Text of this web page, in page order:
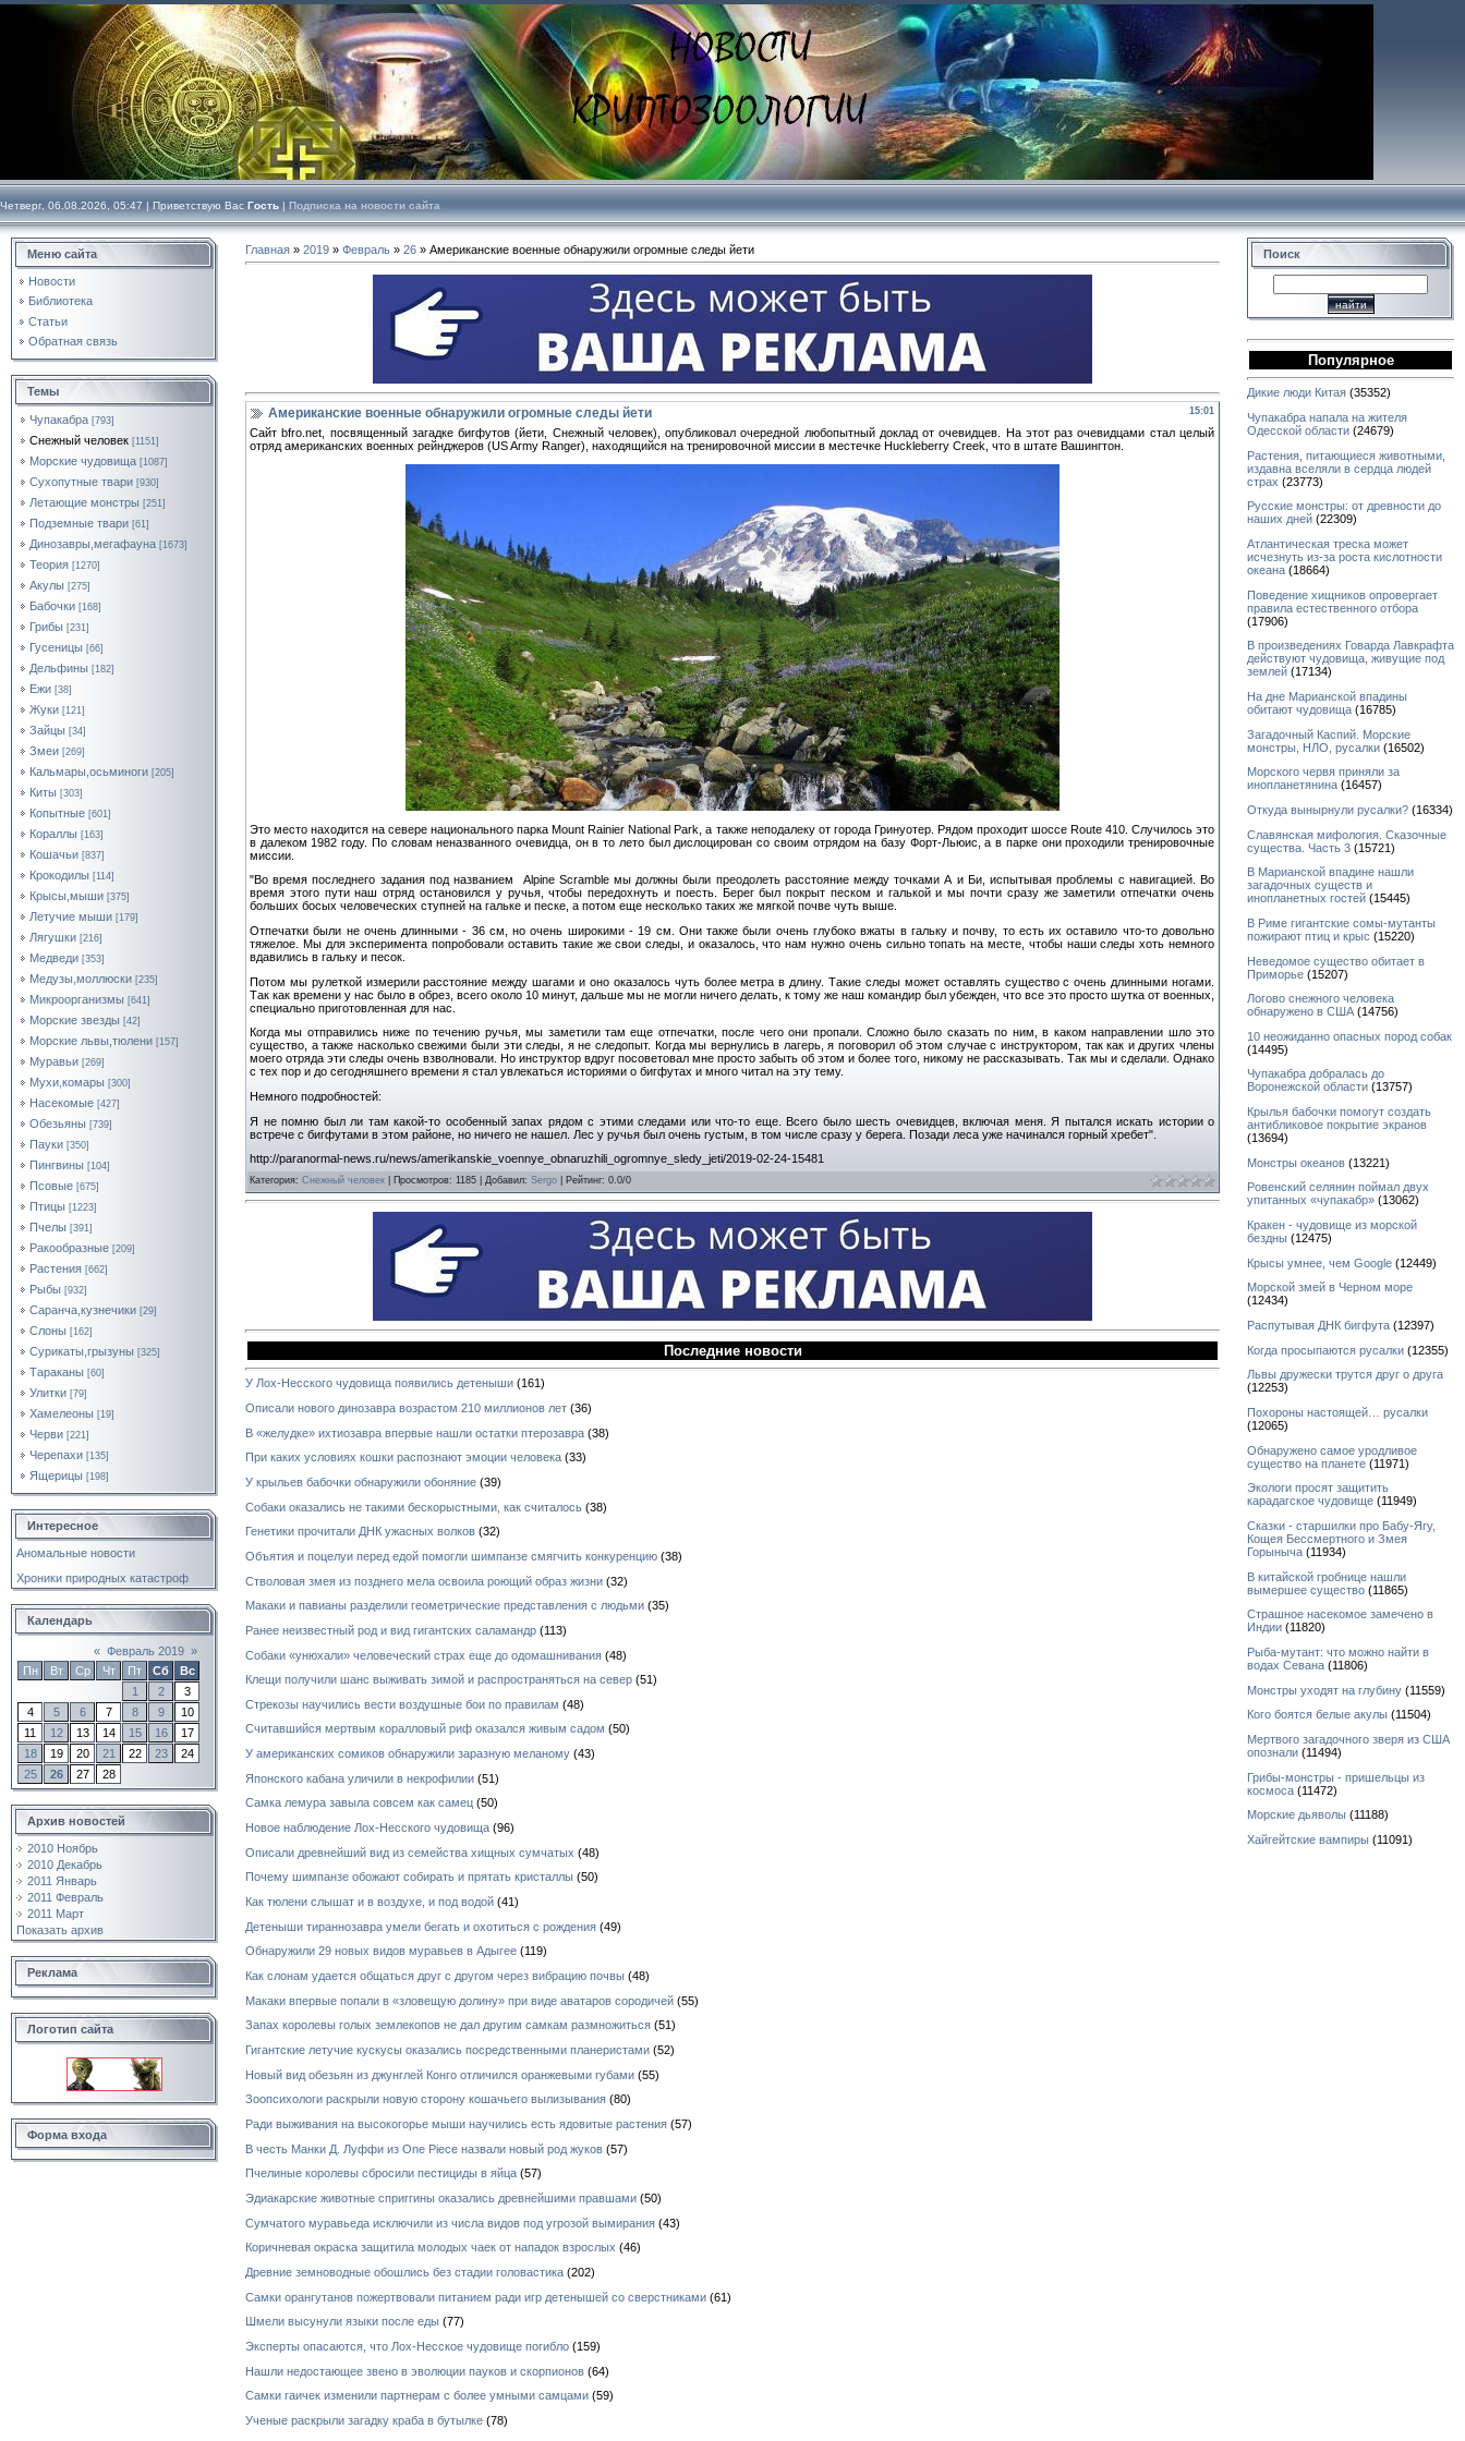
Четверг, 06.08.2026, 05:47 | Приветствую Вас Гость | Подписка на новости сайта
Меню сайта
Новости
Библиотека
Статьи
Обратная связь
Темы
Чупакабра [793]
Снежный человек [1151]
Морские чудовища [1087]
Сухопутные твари [930]
Летающие монстры [251]
Подземные твари [61]
Динозавры,мегафауна [1673]
Теория [1270]
Акулы [275]
Бабочки [168]
Грибы [231]
Гусеницы [66]
Дельфины [182]
Ежи [38]
Жуки [121]
Зайцы [34]
Змеи [269]
Кальмары,осьминоги [205]
Киты [303]
Копытные [601]
Кораллы [163]
Кошачьи [837]
Крокодилы [114]
Крысы,мыши [375]
Летучие мыши [179]
Лягушки [216]
Медведи [353]
Медузы,моллюски [235]
Микроорганизмы [641]
Морские звезды [42]
Морские львы,тюлени [157]
Муравьи [269]
Мухи,комары [300]
Насекомые [427]
Обезьяны [739]
Пауки [350]
Пингвины [104]
Псовые [675]
Птицы [1223]
Пчелы [391]
Ракообразные [209]
Растения [662]
Рыбы [932]
Саранча,кузнечики [29]
Слоны [162]
Сурикаты,грызуны [325]
Тараканы [60]
Улитки [79]
Хамелеоны [19]
Черви [221]
Черепахи [135]
Ящерицы [198]
Интересное
Аномальные новости
Хроники природных катастроф
Календарь
« Февраль 2019 »
Пн
Вт Ср Чт Пт Сб
Вс
1
2
3
4
5 6 7 8 9
10
11
12 13 14 15 16
17
18
19 20 21 22 23
24
25
26 27 28
Архив новостей
2010 Ноябрь
2010 Декабрь
2011 Январь
2011 Февраль
2011 Март
Показать архив
Реклама
Логотип сайта
Форма входа
Главная » 2019 » Февраль » 26 » Американские военные обнаружили огромные следы йети
15:01
Американские военные обнаружили огромные следы йети
Сайт bfro.net, посвященный загадке бигфутов (йети, Снежный человек), опубликовал очередной любопытный доклад от очевидцев. На этот раз очевидцами стал целый
отряд американских военных рейнджеров (US Army Ranger), находящийся на тренировочной миссии в местечке Huckleberry Creek, что в штате Вашингтон.
Это место находится на севере национального парка Mount Rainier National Park, а также неподалеку от города Гринуотер. Рядом проходит шоссе Route 410. Случилось это
в далеком 1982 году. По словам неназванного очевидца, он в то лето был дислоцирован со своим отрядом на базу Форт-Льюис, а в парке они проходили тренировочные
миссии.
"Во время последнего задания под названием Alpine Scramble мы должны были преодолеть расстояние между точками А и Би, испытывая проблемы с навигацией. Во
время этого пути наш отряд остановился у ручья, чтобы передохнуть и поесть. Берег был покрыт песком и галькой и мы почти сразу же заметили отпечатки очень
больших босых человеческих ступней на гальке и песке, а потом еще несколько таких же мягкой почве чуть выше.
Отпечатки были не очень длинными - 36 см, но очень широкими - 19 см. Они также были очень глубоко вжаты в гальку и почву, то есть их оставило что-то довольно
тяжелое. Мы для эксперимента попробовали оставить такие же свои следы, и оказалось, что нам нужно очень сильно топать на месте, чтобы наши следы хоть немного
вдавились в гальку и песок.
Потом мы рулеткой измерили расстояние между шагами и оно оказалось чуть более метра в длину. Такие следы может оставлять существо с очень длинными ногами.
Так как времени у нас было в обрез, всего около 10 минут, дальше мы не могли ничего делать, к тому же наш командир был убежден, что все это просто шутка от военных,
специально приготовленная для нас.
Когда мы отправились ниже по течению ручья, мы заметили там еще отпечатки, после чего они пропали. Сложно было сказать по ним, в каком направлении шло это
существо, а также насколько свежими были эти следы, я не следопыт. Когда мы вернулись в лагерь, я поговорил об этом случае с инструктором, так как и других члены
моего отряда эти следы очень взволновали. Но инструктор вдруг посоветовал мне просто забыть об этом и более того, никому не рассказывать. Так мы и сделали. Однако
с тех пор и до сегодняшнего времени я стал увлекаться историями о бигфутах и много читал на эту тему.
Немного подробностей:
Я не помню был ли там какой-то особенный запах рядом с этими следами или что-то еще. Всего было шесть очевидцев, включая меня. Я пытался искать истории о
встрече с бигфутами в этом районе, но ничего не нашел. Лес у ручья был очень густым, в том числе сразу у берега. Позади леса уже начинался горный хребет".
http://paranormal-news.ru/news/amerikanskie_voennye_obnaruzhili_ogromnye_sledy_jeti/2019-02-24-15481
Категория: Снежный человек Просмотров: 1185 | Добавил: Sergo Рейтинг: 0.0/0
Последние новости
У Лох-Несского чудовища появились детеныши (161)
Описали нового динозавра возрастом 210 миллионов лет (36)
В «желудке» ихтиозавра впервые нашли остатки птерозавра (38)
При каких условиях кошки распознают эмоции человека (33)
У крыльев бабочки обнаружили обоняние (39)
Собаки оказались не такими бескорыстными, как считалось (38)
Генетики прочитали ДНК ужасных волков (32)
Объятия и поцелуи перед едой помогли шимпанзе смягчить конкуренцию (38)
Стволовая змея из позднего мела освоила роющий образ жизни (32)
Макаки и павианы разделили геометрические представления с людьми (35)
Ранее неизвестный род и вид гигантских саламандр (113)
Собаки «унюхали» человеческий страх еще до одомашнивания (48)
Клещи получили шанс выживать зимой и распространяться на север (51)
Стрекозы научились вести воздушные бои по правилам (48)
Считавшийся мертвым коралловый риф оказался живым садом (50)
У американских сомиков обнаружили заразную меланому (43)
Японского кабана уличили в некрофилии (51)
Самка лемура завыла совсем как самец (50)
Новое наблюдение Лох-Несского чудовища (96)
Описали древнейший вид из семейства хищных сумчатых (48)
Почему шимпанзе обожают собирать и прятать кристаллы (50)
Как тюлени слышат и в воздухе, и под водой (41)
Детеныши тираннозавра умели бегать и охотиться с рождения (49)
Обнаружили 29 новых видов муравьев в Адыгее (119)
Как слонам удается общаться друг с другом через вибрацию почвы (48)
Макаки впервые попали в «зловещую долину» при виде аватаров сородичей (55)
Запах королевы голых землекопов не дал другим самкам размножиться (51)
Гигантские летучие кускусы оказались посредственными планеристами (52)
Новый вид обезьян из джунглей Конго отличился оранжевыми губами (55)
Зоопсихологи раскрыли новую сторону кошачьего вылизывания (80)
Ради выживания на высокогорье мыши научились есть ядовитые растения (57)
В честь Манки Д. Луффи из One Piece назвали новый род жуков (57)
Пчелиные королевы сбросили пестициды в яйца (57)
Эдиакарские животные сприггины оказались древнейшими правшами (50)
Сумчатого муравьеда исключили из числа видов под угрозой вымирания (43)
Коричневая окраска защитила молодых чаек от нападок взрослых (46)
Древние земноводные обошлись без стадии головастика (202)
Самки орангутанов пожертвовали питанием ради игр детенышей со сверстниками (61)
Шмели высунули языки после еды (77)
Эксперты опасаются, что Лох-Несское чудовище погибло (159)
Нашли недостающее звено в эволюции пауков и скорпионов (64)
Самки гаичек изменили партнерам с более умными самцами (59)
Ученые раскрыли загадку краба в бутылке (78)
Поиск
Популярное
Дикие люди Китая (35352)
Чупакабра напала на жителя
Одесской области (24679)
Растения, питающиеся животными,
издавна вселяли в сердца людей
страх (23773)
Русские монстры: от древности до
наших дней (22309)
Атлантическая треска может
исчезнуть из-за роста кислотности
океана (18664)
Поведение хищников опровергает
правила естественного отбора
(17906)
В произведениях Говарда Лавкрафта
действуют чудовища, живущие под
землей (17134)
На дне Марианской впадины
обитают чудовища (16785)
Загадочный Каспий. Морские
монстры, НЛО, русалки (16502)
Морского червя приняли за
инопланетянина (16457)
Откуда вынырнули русалки? (16334)
Славянская мифология. Сказочные
существа. Часть 3 (15721)
В Марианской впадине нашли
загадочных существ и
инопланетных гостей (15445)
В Риме гигантские сомы-мутанты
пожирают птиц и крыс (15220)
Неведомое существо обитает в
Приморье (15207)
Логово снежного человека
обнаружено в США (14756)
10 неожиданно опасных пород собак
(14495)
Чупакабра добралась до
Воронежской области (13757)
Крылья бабочки помогут создать
антибликовое покрытие экранов
(13694)
Монстры океанов (13221)
Ровенский селянин поймал двух
упитанных «чупакабр» (13062)
Кракен - чудовище из морской
бездны (12475)
Крысы умнее, чем Google (12449)
Морской змей в Черном море
(12434)
Распутывая ДНК бигфута (12397)
Когда просыпаются русалки (12355)
Львы дружески трутся друг о друга
(12253)
Похороны настоящей… русалки
(12065)
Обнаружено самое уродливое
существо на планете (11971)
Экологи просят защитить
карадагское чудовище (11949)
Сказки - старшилки про Бабу-Ягу,
Кощея Бессмертного и Змея
Горыныча (11934)
В китайской гробнице нашли
вымершее существо (11865)
Страшное насекомое замечено в
Индии (11820)
Рыба-мутант: что можно найти в
водах Севана (11806)
Монстры уходят на глубину (11559)
Кого боятся белые акулы (11504)
Мертвого загадочного зверя из США
опознали (11494)
Грибы-монстры - пришельцы из
космоса (11472)
Морские дьяволы (11188)
Хайгейтские вампиры (11091)